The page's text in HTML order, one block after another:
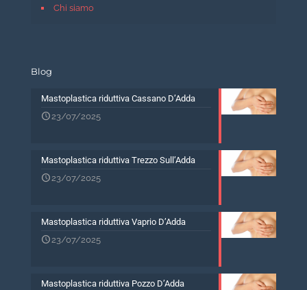
Chi siamo
Blog
Mastoplastica riduttiva Cassano D’Adda
23/07/2025
Mastoplastica riduttiva Trezzo Sull’Adda
23/07/2025
Mastoplastica riduttiva Vaprio D’Adda
23/07/2025
Mastoplastica riduttiva Pozzo D’Adda